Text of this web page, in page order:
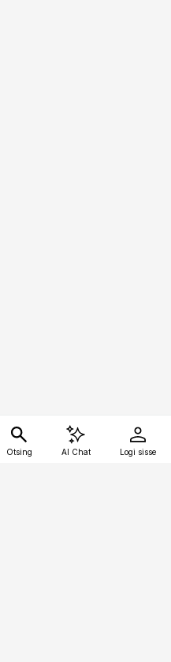
Otsing AI Chat Logi sisse